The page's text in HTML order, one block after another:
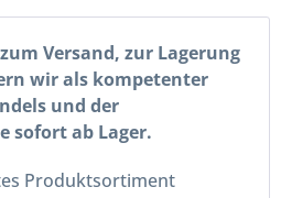
Versand, zur Lagerung
wir als kompetenter
und der
sofort ab Lager.
Produktsortiment